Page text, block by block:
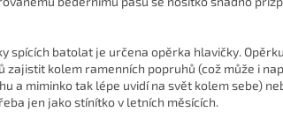
spících batolat je určena opěrka hlavičky.
zajistit kolem ramenních popruhů (což může i
a miminko tak lépe uvidí na svět kolem sebe)
jen jako stínítko v letních měsících.